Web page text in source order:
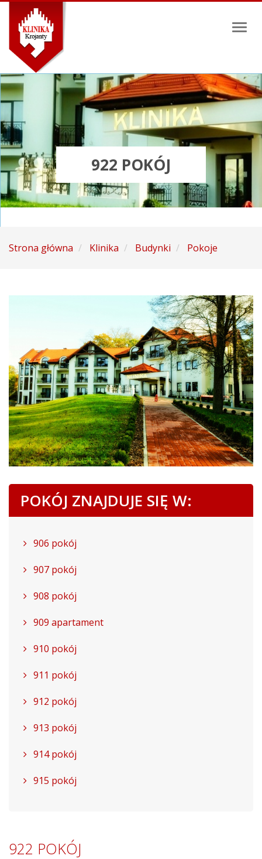
Toggle
922 POKÓJ
Strona główna Klinika Budynki Pokoje
POKÓJ ZNAJDUJE SIĘ W:
906 pokój
907 pokój
908 pokój
909 apartament
910 pokój
911 pokój
912 pokój
913 pokój
914 pokój
915 pokój
922 POKÓJ